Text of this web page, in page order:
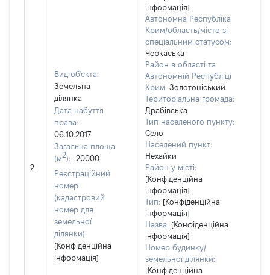
2
Вид об'єкта:
Земельна
ділянка
Дата набуття
права:
06.10.2017
Загальна площа
(м2):
20000
Реєстраційний
номер
(кадастровий
номер для
земельної
ділянки):
[Конфіденційна
інформація]
інформація]
Автономна Республіка
Крим/область/місто зі
спеціальним статусом:
Черкаська
Район в області та
Автономній Республіці
Крим: Золотоніський
Територіальна громада:
Драбівська
Тип населеного пункту:
Село
Населений пункт:
Нехайки
Район у місті:
[Конфіденційна
інформація]
Тип: [Конфіденційна
інформація]
Назва: [Конфіденційна
інформація]
Номер будинку/
земельної ділянки:
[Конфіденційна